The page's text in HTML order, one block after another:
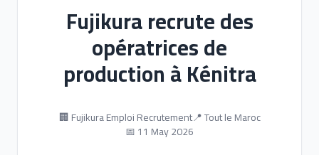
Fujikura recrute des
opératrices de
production à Kénitra
🏢 Fujikura Emploi Recrutement📍 Tout le Maroc
📅 11 May 2026